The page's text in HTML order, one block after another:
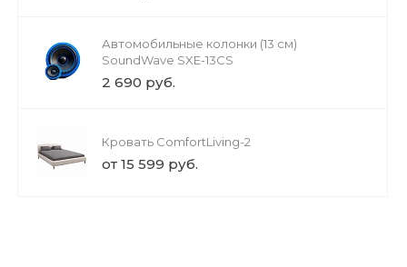
Автомобильные колонки (13 см)
SoundWave SXE-13CS
2 690 руб.
Кровать ComfortLiving-2
от 15 599 руб.